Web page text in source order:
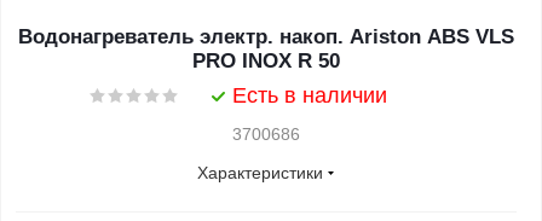
Водонагреватель электр. накоп. Ariston ABS VLS
PRO INOX R 50
Есть в наличии
3700686
Характеристики